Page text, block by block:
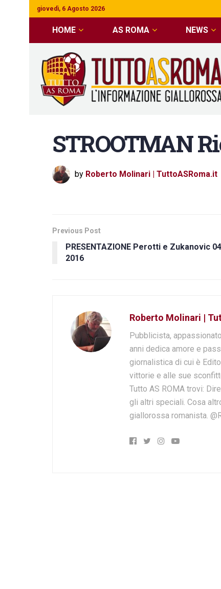
giovedì, 6 Agosto 2026
HOME AS ROMA NEWS
STROOTMAN
by Roberto Molinari | TuttoASRoma.it
Previous Post
PRESENTAZIONE Perotti e Zukanovic
2016
Roberto Molinari |
Pubblicista,
anni dedica amore e
giornalistica di cui è
vittorie e alle sue
Tutto AS ROMA trovi:
gli altri speciali. Cosa
giallorossa romanista.